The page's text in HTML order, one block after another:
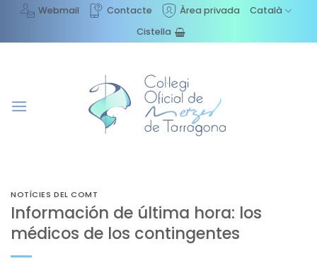
content
Webmail Contacte Àrea privada
Català
Cistella
NOTÍCIES DEL COMT
Información de última hora: los
médicos de los contingentes